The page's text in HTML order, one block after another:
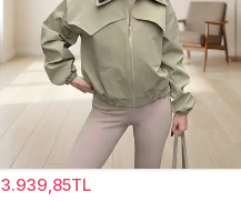
3.939,85TL